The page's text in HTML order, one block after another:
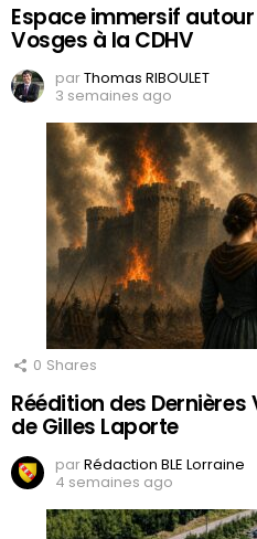
Espace immersif
Vosges à la CDHV
parThomas RIBOULET
3 semaines ago
0 Shares
Réédition des
de Gilles Laporte
parRédaction BLE Lorraine
4 semaines ago